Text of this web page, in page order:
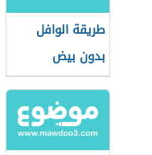
طريقة الوافل
بدون بيض